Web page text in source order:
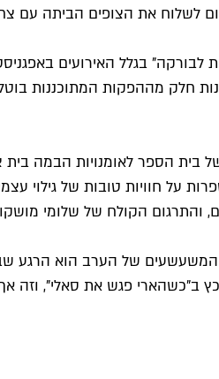
לשלוח את הצופים הביתה עם
חלק מההפקות המתוכננות
בית הספר לאומנויות הבמה
חוויות טובות של גילוי
והתרגום הקולח של שלומי
המשעשעים של הערב הוא הרגע
ב"כשהארי פגש את סאלי", וזה